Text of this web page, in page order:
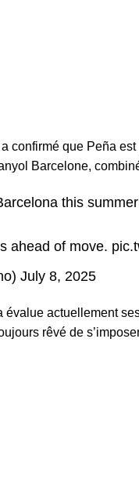
a confirmé que Peña
Barcelone,
this
ahead of move.
July 8, 2025
actuellement
rêvé de